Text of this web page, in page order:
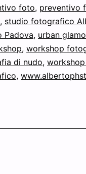
foto, preventivo
, studio fotografico
Padova, urban
, workshop
di nudo,
,